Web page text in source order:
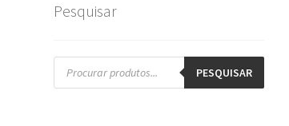
Pesquisar
Pesquisar
produtos PESQUISAR